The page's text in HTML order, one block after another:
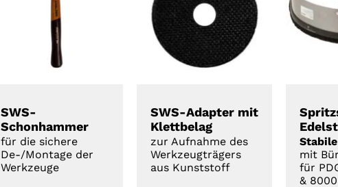
DETAILS
SWS-
Schonhammer
für die sichere
De-/Montage der
Werkzeuge
DETAILS
SWS-Adapter mit
Klettbelag
zur Aufnahme des
Werkzeugträgers
aus Kunststoff
mit
für
& 8000